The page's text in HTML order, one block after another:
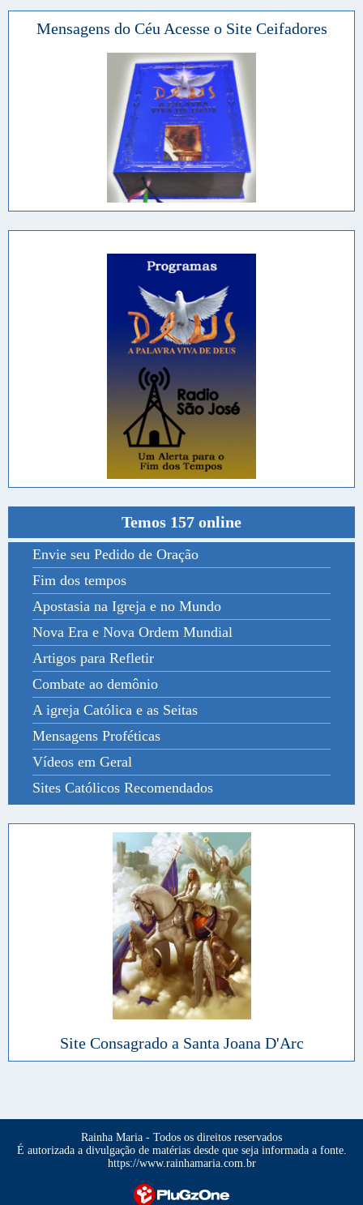
Mensagens do Céu Acesse o Site Ceifadores
Temos 157 online
Envie seu Pedido de Oração
Fim dos tempos
Apostasia na Igreja e no Mundo
Nova Era e Nova Ordem Mundial
Artigos para Refletir
Combate ao demônio
A igreja Católica e as Seitas
Mensagens Proféticas
Vídeos em Geral
Sites Católicos Recomendados
Site Consagrado a Santa Joana D'Arc
Rainha Maria - Todos os direitos reservados
É autorizada a divulgação de matérias desde que seja informada a fonte.
https://www.rainhamaria.com.br